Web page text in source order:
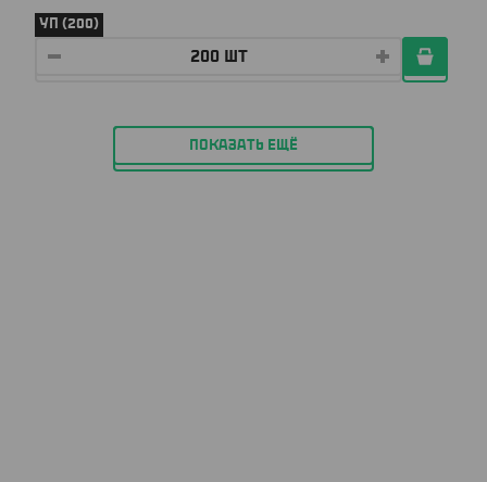
УП (200)
ПОКАЗАТЬ ЕЩЁ